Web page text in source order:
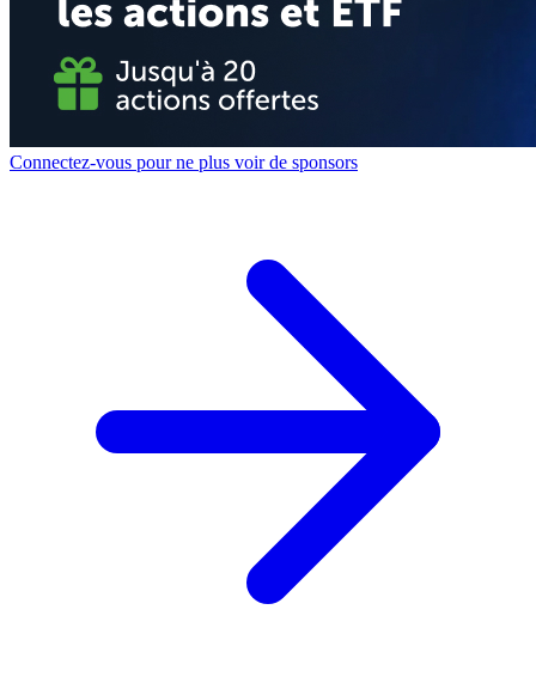
Connectez-vous pour ne plus voir de sponsors